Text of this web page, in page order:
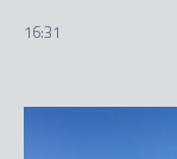
16:31